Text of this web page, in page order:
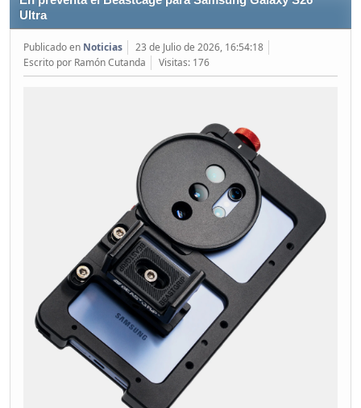
Ultra
Publicado en Noticias
23 de Julio de 2026, 16:54:18
Escrito por Ramón Cutanda
Visitas: 176